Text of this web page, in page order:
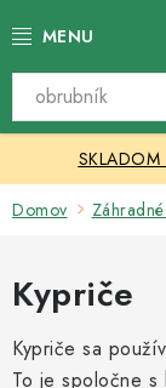
na
Katalóg
Skleníky
Chovateľské
Prístrešky
Domov
Kypriče
Kypriče sa
To je spoločne